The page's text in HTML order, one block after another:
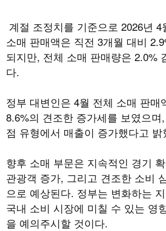
계절 조정치를 기준으로 2026년 4
소매 판매액은 직전 3개월 대비
되지만, 전체 소매 판매량은 2.0%
다.
정부 대변인은 4월 전체 소매 판매
8.6%의 견조한 증가세를 보였으며,
점 유형에서 매출이 증가했다고 밝
향후 소매 부문은 지속적인 경기
관광객 증가, 그리고 견조한 소비
으로 예상된다. 정부는 변화하는
국내 소비 시장에 미칠 수 있는 영
을 예의주시할 것이다.